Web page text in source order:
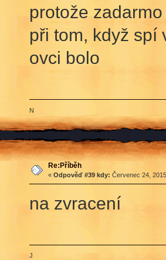
protože
při tom, když spí
ovci bolo
N
Re:Příběh
« Odpověď #39 kdy: Červenec 24,
na zvracení
J